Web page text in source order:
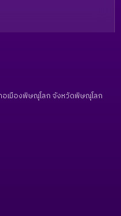
อเมืองพิษณุโลก จังหวัดพิษณุโลก